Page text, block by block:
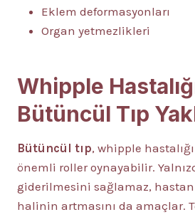
Eklem deformasyonları
Organ yetmezlikleri
Whipple
Bütüncül Tıp
Bütüncül tıp, whipple
önemli roller oynayabilir.
giderilmesini sağlamaz,
halinin artmasını da amaçlar.